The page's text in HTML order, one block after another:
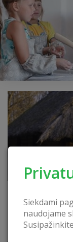
Siekdami
naudojame
Strazdų